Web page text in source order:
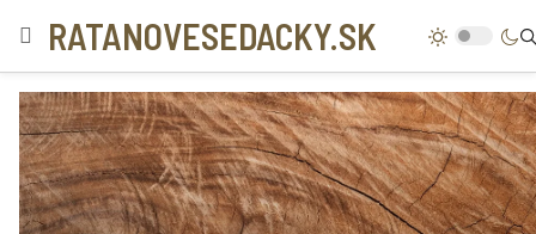
RATANOVESEDACKY.SK